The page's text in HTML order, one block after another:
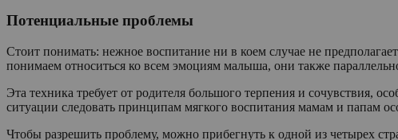
Потенциальные проблемы
Стоит понимать: нежное воспитание ни в коем случае не
понимаем относиться ко всем эмоциям малыша, они также
Эта техника требует от родителя большого терпения и сочувствия,
ситуации следовать принципам мягкого воспитания мамам и папам
Чтобы разрешить проблему, можно прибегнуть к одной из четырех